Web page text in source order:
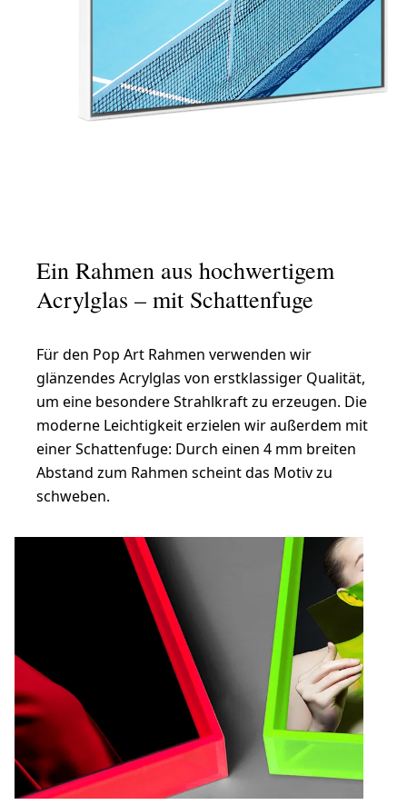
Ein Rahmen aus hochwertigem
Acrylglas – mit Schattenfuge
Für den Pop Art Rahmen verwenden wir
glänzendes Acrylglas von erstklassiger Qualität,
um eine besondere Strahlkraft zu erzeugen. Die
moderne Leichtigkeit erzielen wir außerdem mit
einer Schattenfuge: Durch einen 4 mm breiten
Abstand zum Rahmen scheint das Motiv zu
schweben.